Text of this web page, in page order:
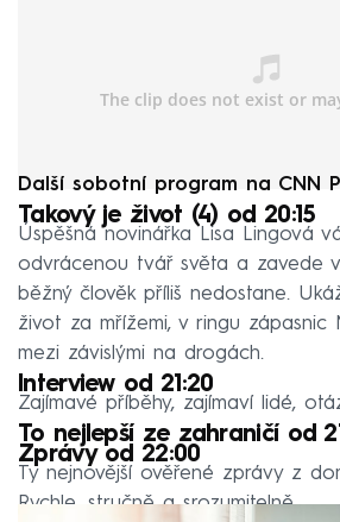
Další sobotní program na CNN
Takový je život (4) od 20:15
Úspěšná novinářka Lisa Lingová
odvrácenou tvář světa a zavede
běžný člověk příliš nedostane.
život za mřížemi, v ringu
mezi závislými na drogách.
Interview od 21:20
Zajímavé příběhy, zajímaví lidé,
To nejlepší ze zahraničí od
Zprávy od 22:00
Ty nejnovější ověřené zprávy z
Rychle, stručně a srozumitelně.